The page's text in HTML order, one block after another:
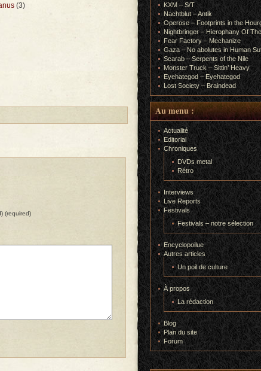
(3)
(required)
KXM – S/T
Nachtblut – Antik
Operose – Footprints in the
Nightbringer – Hierophany Of
Fear Factory – Mechanize
Gaza – No abolutes in Human
Scarab – Serpents of the Nile
Monster Truck – Sittin’ Heavy
Eyehategod – Eyehategod
Lost Society – Braindead
Au menu :
Actualité
Editorial
Chroniques
DVDs metal
Rétro
Interviews
Live Reports
Festivals
Festivals – notre sélection
Encyclopoilue
Autres articles
Un poil de culture
À propos
La rédaction
Blog
Plan du site
Forum